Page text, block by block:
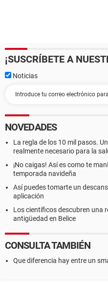
¡SUSCRÍBETE A
Noticias
NOVEDADES
La regla de los 10 mil pasos.
realmente necesario para la
¡No caigas! Así es como te
temporada navideña
Así puedes tomarte un
aplicación
Los científicos descubren una
antigüedad en Belice
CONSULTA TAMBIÉN
Que diferencia hay entre un